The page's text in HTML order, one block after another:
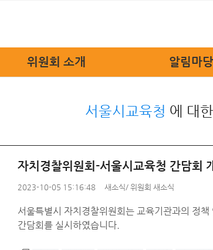
위원회 소개
위원회 상징물
조직도
오시는 길
알림마당
보도자료
교육자료
디지털 명예의
서울시교육청 에 대
자치경찰위원회-서울시교육청 간담회
2023-10-05 15:16:48 새소식/ 위원회 새소식
서울특별시 자치경찰위원회는 교육기관과의 정
간담회를 실시하였습니다.